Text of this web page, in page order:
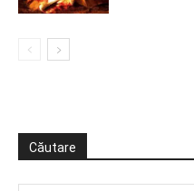
Căutare